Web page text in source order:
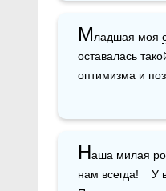
Младшая моя
оставалась
оптимизма и
Наша милая
нам всегда!    У